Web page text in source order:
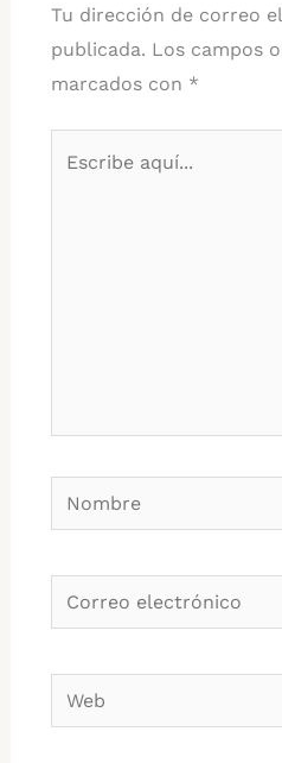
Tu dirección de correo
publicada. Los campos
marcados con *
Nombre
Correo
electrónico
Web